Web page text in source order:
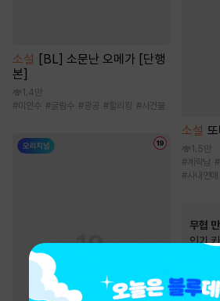
소설
[BL] 소문난 오메가 [단행
본]
1.4만
#미인수 #굴림수 #광공 # 할리킹 #사건물
소설
1.5만
#계략남 #
#사내연애
무협
인기
#사파